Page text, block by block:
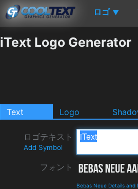
ロゴ ▼
iText Logo Generator
Text Logo
ロゴテキスト
Add Symbol
フォント
Bebas Neue Details and